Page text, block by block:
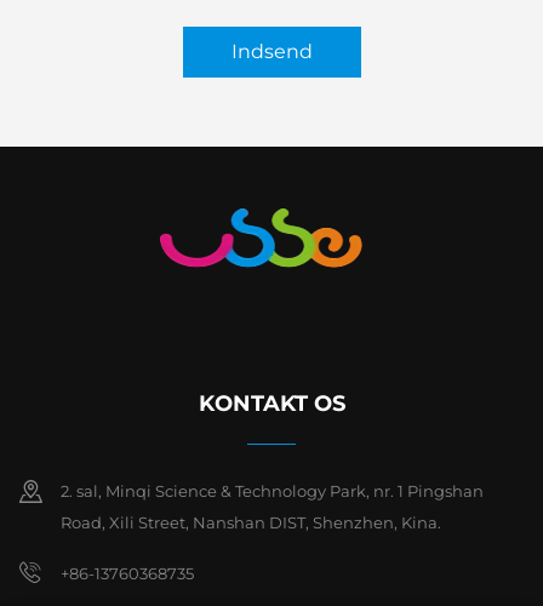
Indsend
KONTAKT OS
2. sal, Minqi Science & Technology Park, nr. 1 Pingshan
Road, Xili Street, Nanshan DIST, Shenzhen, Kina.
+86-13760368735